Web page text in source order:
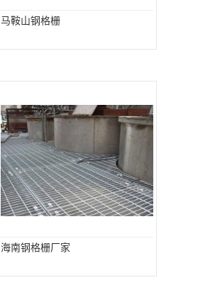
马鞍山钢格栅
海南钢格栅厂家